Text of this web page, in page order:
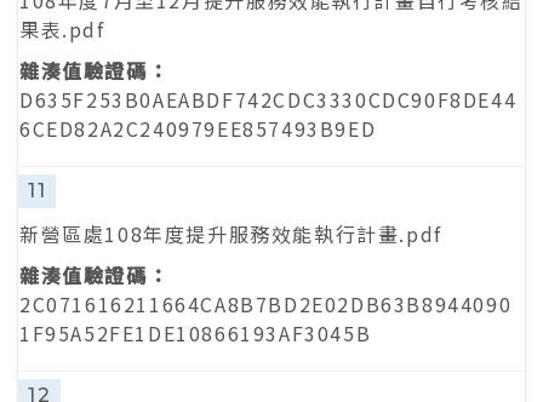
果表.pdf
D635F253B0AEABDF742CDC3330CDC90F8DE44
6CED82A2C240979EE857493B9ED
11
新營區處108年度提升服務效能執行計畫.pdf
2C071616211664CA8B7BD2E02DB63B8944090
1F95A52FE1DE10866193AF3045B
12